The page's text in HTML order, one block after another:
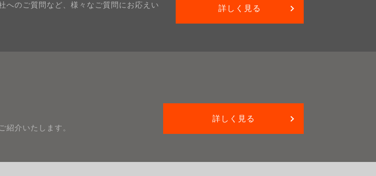
へのご質問など、様々なご質問にお応えい
詳しく見る
紹介いたします。
詳しく見る